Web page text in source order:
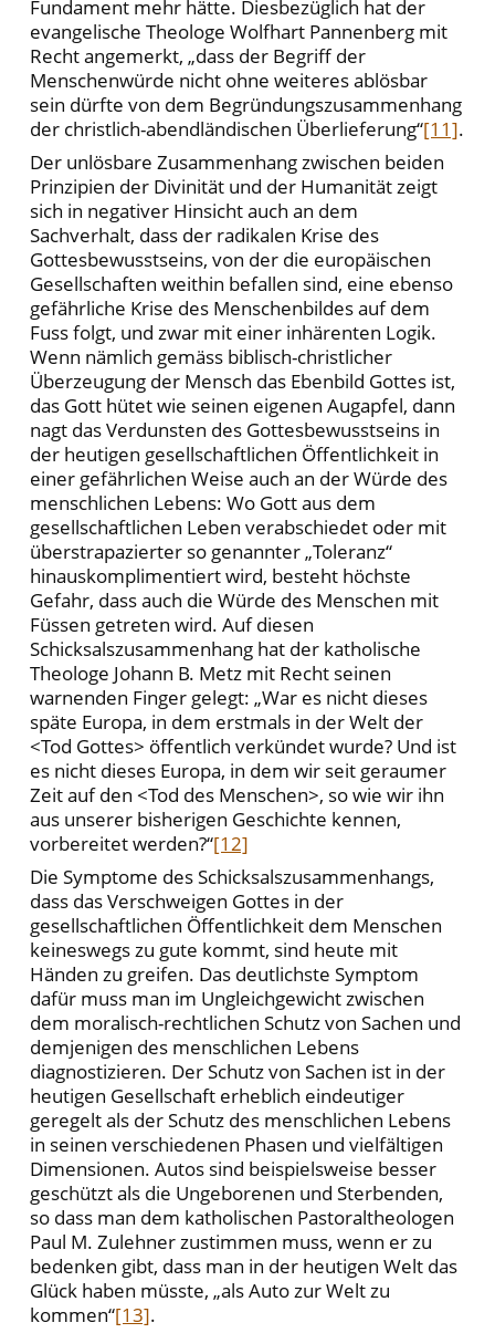
Fundament mehr hätte. Diesbezüglich hat der
evangelische Theologe Wolfhart Pannenberg mit
Recht angemerkt, „dass der Begriff der
Menschenwürde nicht ohne weiteres ablösbar
sein dürfte von dem Begründungszusammenhang
der christlich-abendländischen Überlieferung“[11].
Der unlösbare Zusammenhang zwischen beiden
Prinzipien der Divinität und der Humanität zeigt
sich in negativer Hinsicht auch an dem
Sachverhalt, dass der radikalen Krise des
Gottesbewusstseins, von der die europäischen
Gesellschaften weithin befallen sind, eine ebenso
gefährliche Krise des Menschenbildes auf dem
Fuss folgt, und zwar mit einer inhärenten Logik.
Wenn nämlich gemäss biblisch-christlicher
Überzeugung der Mensch das Ebenbild Gottes ist,
das Gott hütet wie seinen eigenen Augapfel, dann
nagt das Verdunsten des Gottesbewusstseins in
der heutigen gesellschaftlichen Öffentlichkeit in
einer gefährlichen Weise auch an der Würde des
menschlichen Lebens: Wo Gott aus dem
gesellschaftlichen Leben verabschiedet oder mit
überstrapazierter so genannter „Toleranz“
hinauskomplimentiert wird, besteht höchste
Gefahr, dass auch die Würde des Menschen mit
Füssen getreten wird. Auf diesen
Schicksalszusammenhang hat der katholische
Theologe Johann B. Metz mit Recht seinen
warnenden Finger gelegt: „War es nicht dieses
späte Europa, in dem erstmals in der Welt der
<Tod Gottes> öffentlich verkündet wurde? Und ist
es nicht dieses Europa, in dem wir seit geraumer
Zeit auf den <Tod des Menschen>, so wie wir ihn
aus unserer bisherigen Geschichte kennen,
vorbereitet werden?“[12]
Die Symptome des Schicksalszusammenhangs,
dass das Verschweigen Gottes in der
gesellschaftlichen Öffentlichkeit dem Menschen
keineswegs zu gute kommt, sind heute mit
Händen zu greifen. Das deutlichste Symptom
dafür muss man im Ungleichgewicht zwischen
dem moralisch-rechtlichen Schutz von Sachen und
demjenigen des menschlichen Lebens
diagnostizieren. Der Schutz von Sachen ist in der
heutigen Gesellschaft erheblich eindeutiger
geregelt als der Schutz des menschlichen Lebens
in seinen verschiedenen Phasen und vielfältigen
Dimensionen. Autos sind beispielsweise besser
geschützt als die Ungeborenen und Sterbenden,
so dass man dem katholischen Pastoraltheologen
Paul M. Zulehner zustimmen muss, wenn er zu
bedenken gibt, dass man in der heutigen Welt das
Glück haben müsste, „als Auto zur Welt zu
kommen“[13].